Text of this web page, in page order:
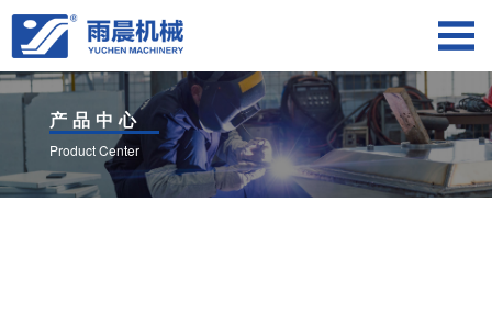
产品中心
Product Center